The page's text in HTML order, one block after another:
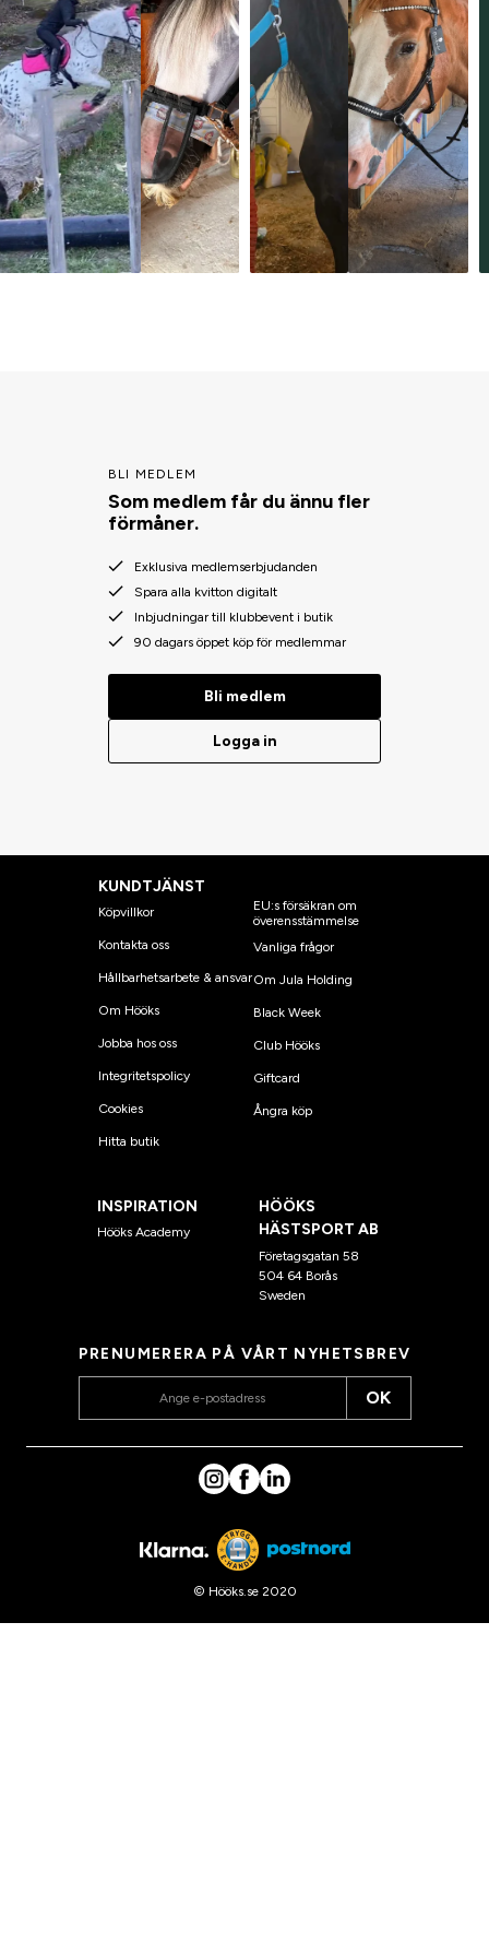
BLI MEDLEM
Som medlem får du ännu fler
förmåner.
Exklusiva medlemserbjudanden
Spara alla kvitton digitalt
Inbjudningar till klubbevent i butik
90 dagars öppet köp för medlemmar
Bli medlem
Logga in
KUNDTJÄNST
Köpvillkor
Kontakta oss
Hållbarhetsarbete & ansvar
Om Hööks
Jobba hos oss
Integritetspolicy
Cookies
Hitta butik
EU:s försäkran om
överensstämmelse
Vanliga frågor
Om Jula Holding
Black Week
Club Hööks
Giftcard
Ångra köp
INSPIRATION
Hööks Academy
HÖÖKS
HÄSTSPORT AB
Företagsgatan 58
504 64 Borås
Sweden
PRENUMERERA PÅ VÅRT NYHETSBREV
OK
© Hööks.se 2020